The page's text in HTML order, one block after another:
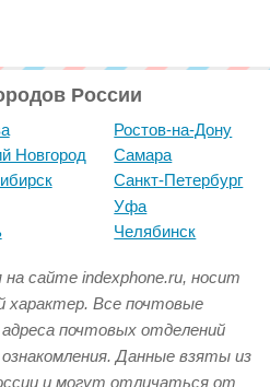
России
Новгород
Ростов-на-Дону
Самара
Санкт-Петербург
Уфа
Челябинск
сайте indexphone.ru, носит
характер. Все почтовые
почтовых отделений
Данные взяты из
и могут отличаться от